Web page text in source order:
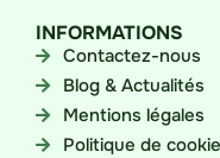
INFORMATIONS
Contactez-nous
Blog & Actualités
Mentions légales
Politique de